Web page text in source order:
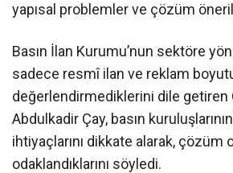
yapısal problemler ve çözüm
Basın İlan Kurumu’nun sektöre
sadece resmî ilan ve reklam
değerlendirmediklerini dile getiren
Abdulkadir Çay, basın
ihtiyaçlarını dikkate alarak, çözüm
odaklandıklarını söyledi.